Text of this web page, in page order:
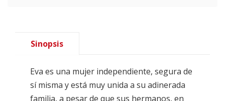
Sinopsis
Eva es una mujer independiente, segura de
sí misma y está muy unida a su adinerada
familia, a pesar de que sus hermanos, en